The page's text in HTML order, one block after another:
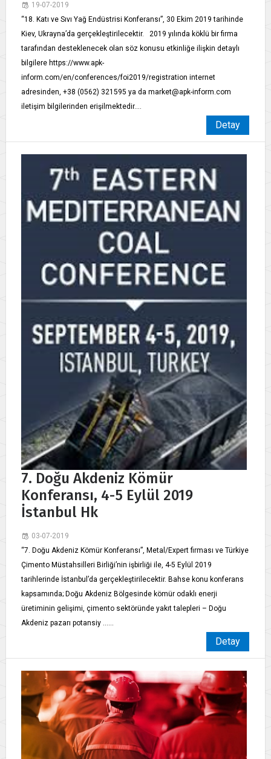
19-07-2019
“18. Katı ve Sıvı Yağ Endüstrisi Konferansı”, 30 Ekim 2019 tarihinde
Kiev, Ukrayna’da gerçekleştirilecektir. 2019 yılında köklü bir firma
tarafından desteklenecek olan söz konusu etkinliğe ilişkin detaylı
bilgilere https://www.apk-
inform.com/en/conferences/foi2019/registration internet
adresinden, +38 (0562) 321595 ya da market@apk-inform.com
iletişim bilgilerinden erişilmektedir....
Detay
7. Doğu Akdeniz Kömür
Konferansı, 4-5 Eylül 2019
İstanbul Hk
03-07-2019
“7. Doğu Akdeniz Kömür Konferansı”, Metal/Expert firması ve Türkiye
Çimento Müstahsilleri Birliği’nin işbirliği ile, 4-5 Eylül 2019
tarihlerinde İstanbul’da gerçekleştirilecektir. Bahse konu konferans
kapsamında; Doğu Akdeniz Bölgesinde kömür odaklı enerji
üretiminin gelişimi, çimento sektöründe yakıt talepleri – Doğu
Akdeniz pazarı potansiy ......
Detay